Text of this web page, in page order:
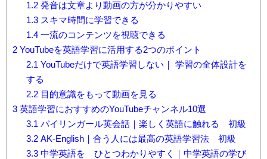
1.2発音は文章より動画の方が分かりやすい
1.3スキマ時間に学習できる
1.4一流のコンテンツを視聴できる
2 YouTubeを英語学習に活用する2つのポイント
2.1 YouTubeだけで英語学習しない｜ 学習の全体設計を
する
2.2目的意識をもって動画を見る
3 英語学習におすすめのYouTubeチャンネル10選
3.1 バイリンガール英会話｜楽しく英語に触れる 初級
3.2AK-English｜合う人には最高の英語学習法 初級
3.3中学英語を ひとつわかりやすく｜中学英語の学び